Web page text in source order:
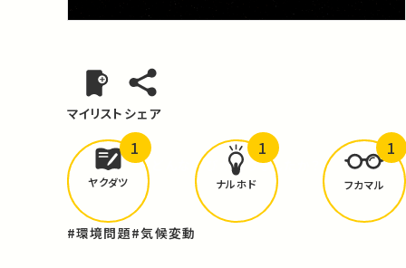
マイリスト シェア
どんな学びがありましたか？
ヤクダツ
1
ナルホド
1
フカマル
1
#環境問題#気候変動